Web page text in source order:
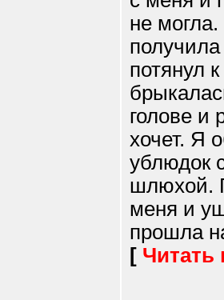
не
потянул
голове и
хочет. Я
ублюдок
шлюхой.
меня и
прошла
[ Читать